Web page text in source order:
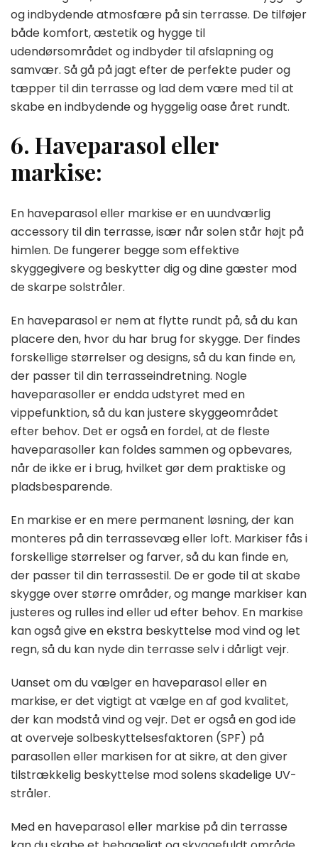
og indbydende atmosfære på sin terrasse. De tilføjer
både komfort, æstetik og hygge til
udendørsområdet og indbyder til afslapning og
samvær. Så gå på jagt efter de perfekte puder og
tæpper til din terrasse og lad dem være med til at
skabe en indbydende og hyggelig oase året rundt.
6. Haveparasol eller
markise:
En haveparasol eller markise er en uundværlig
accessory til din terrasse, især når solen står højt på
himlen. De fungerer begge som effektive
skyggegivere og beskytter dig og dine gæster mod
de skarpe solstråler.
En haveparasol er nem at flytte rundt på, så du kan
placere den, hvor du har brug for skygge. Der findes
forskellige størrelser og designs, så du kan finde en,
der passer til din terrasseindretning. Nogle
haveparasoller er endda udstyret med en
vippefunktion, så du kan justere skyggeområdet
efter behov. Det er også en fordel, at de fleste
haveparasoller kan foldes sammen og opbevares,
når de ikke er i brug, hvilket gør dem praktiske og
pladsbesparende.
En markise er en mere permanent løsning, der kan
monteres på din terrassevæg eller loft. Markiser fås i
forskellige størrelser og farver, så du kan finde en,
der passer til din terrassestil. De er gode til at skabe
skygge over større områder, og mange markiser kan
justeres og rulles ind eller ud efter behov. En markise
kan også give en ekstra beskyttelse mod vind og let
regn, så du kan nyde din terrasse selv i dårligt vejr.
Uanset om du vælger en haveparasol eller en
markise, er det vigtigt at vælge en af god kvalitet,
der kan modstå vind og vejr. Det er også en god ide
at overveje solbeskyttelsesfaktoren (SPF) på
parasollen eller markisen for at sikre, at den giver
tilstrækkelig beskyttelse mod solens skadelige UV-
stråler.
Med en haveparasol eller markise på din terrasse